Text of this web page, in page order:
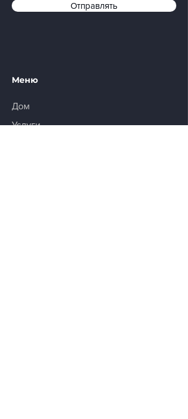
Отправлять
Меню
Дом
Услуги